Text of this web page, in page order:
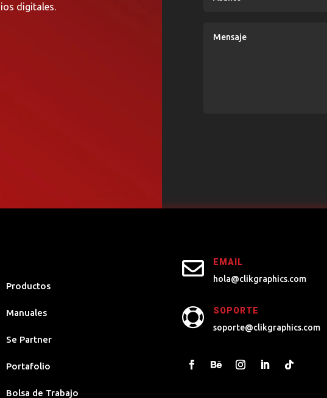
digitales.
Productos
Manuales
Se Partner
Portafolio
Bolsa de Trabajo

EMAIL
hola@clikgraphics.com

SOPORTE
soporte@clikgraphics.com